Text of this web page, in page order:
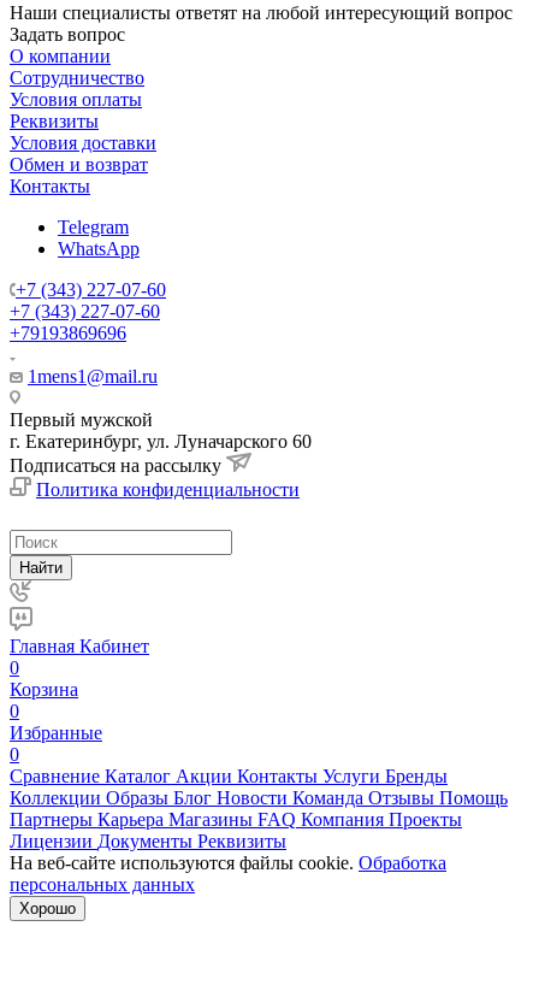
Наши специалисты ответят на любой интересующий вопрос
Задать вопрос
О компании
Сотрудничество
Условия оплаты
Реквизиты
Условия доставки
Обмен и возврат
Контакты
Telegram
WhatsApp
+7 (343) 227-07-60
+7 (343) 227-07-60
+79193869696
1mens1@mail.ru
Первый мужской
г. Екатеринбург, ул. Луначарского 60
Подписаться на рассылку
Политика конфиденциальности
Найти
Главная Кабинет
0
Корзина
0
Избранные
0
Сравнение Каталог Акции Контакты Услуги Бренды
Коллекции Образы Блог Новости Команда Отзывы Помощь
Партнеры Карьера Магазины FAQ Компания Проекты
Лицензии Документы Реквизиты
На веб-сайте используются файлы cookie. Обработка
персональных данных
Хорошо